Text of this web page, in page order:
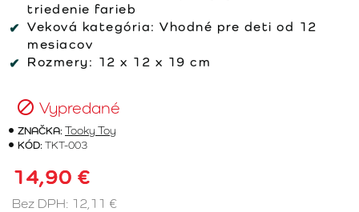
triedenie farieb
Veková kategória: Vhodné pre deti od 12
mesiacov
Rozmery: 12 x 12 x 19 cm
Vypredané
ZNAČKA:Tooky Toy
KÓD:TKT-003
14,90 €
Bez DPH: 12,11 €